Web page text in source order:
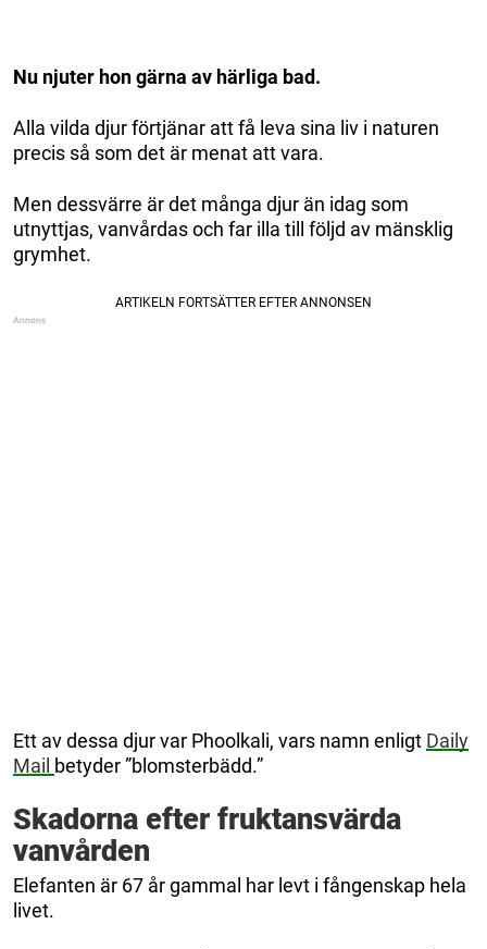
Nu njuter hon gärna av härliga bad.
Alla vilda djur förtjänar att få leva sina liv i naturen
precis så som det är menat att vara.
Men dessvärre är det många djur än idag som
utnyttjas, vanvårdas och far illa till följd av mänsklig
grymhet.
Ett av dessa djur var Phoolkali, vars namn enligt Daily
Mail betyder ”blomsterbädd.”
Skadorna efter fruktansvärda
vanvården
Elefanten är 67 år gammal har levt i fångenskap hela
livet.